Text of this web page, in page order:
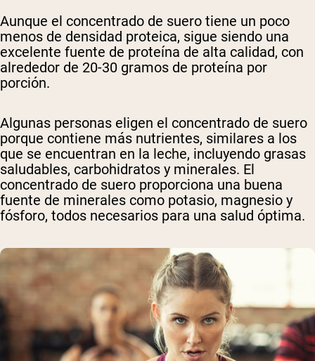
Aunque el concentrado de suero tiene un poco
menos de densidad proteica, sigue siendo una
excelente fuente de proteína de alta calidad, con
alrededor de 20-30 gramos de proteína por
porción.
Algunas personas eligen el concentrado de suero
porque contiene más nutrientes, similares a los
que se encuentran en la leche, incluyendo grasas
saludables, carbohidratos y minerales. El
concentrado de suero proporciona una buena
fuente de minerales como potasio, magnesio y
fósforo, todos necesarios para una salud óptima.